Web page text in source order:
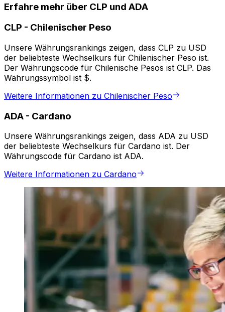
Erfahre mehr über CLP und ADA
CLP - Chilenischer Peso
Unsere Währungsrankings zeigen, dass CLP zu USD
der beliebteste Wechselkurs für Chilenischer Peso ist.
Der Währungscode für Chilenische Pesos ist CLP. Das
Währungssymbol ist $.
Weitere Informationen zu Chilenischer Peso
ADA - Cardano
Unsere Währungsrankings zeigen, dass ADA zu USD
der beliebteste Wechselkurs für Cardano ist. Der
Währungscode für Cardano ist ADA.
Weitere Informationen zu Cardano